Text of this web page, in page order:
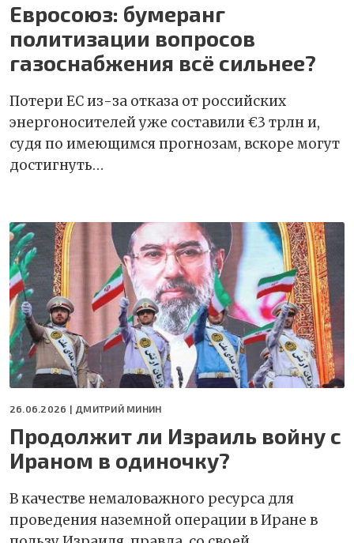
Евросоюз: бумеранг
политизации вопросов
газоснабжения всё сильнее?
Потери ЕС из-за отказа от российских
энергоносителей уже составили €3 трлн и,
судя по имеющимся прогнозам, вскоре могут
достигнуть…
26.06.2026 | ДМИТРИЙ МИНИН
Продолжит ли Израиль войну с
Ираном в одиночку?
В качестве немаловажного ресурса для
проведения наземной операции в Иране в